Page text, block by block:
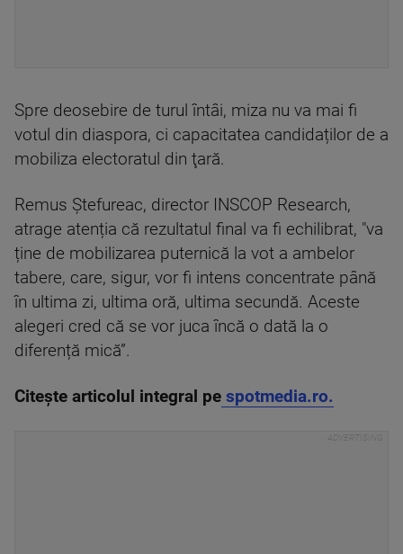
Spre deosebire de turul întâi, miza nu va mai fi
votul din diaspora, ci capacitatea candidaților de a
mobiliza electoratul din ţară.
Remus Ștefureac, director INSCOP Research,
atrage atenția că rezultatul final va fi echilibrat, "va
ține de mobilizarea puternică la vot a ambelor
tabere, care, sigur, vor fi intens concentrate până
în ultima zi, ultima oră, ultima secundă. Aceste
alegeri cred că se vor juca încă o dată la o
diferență mică”.
Citește articolul integral pe spotmedia.ro.